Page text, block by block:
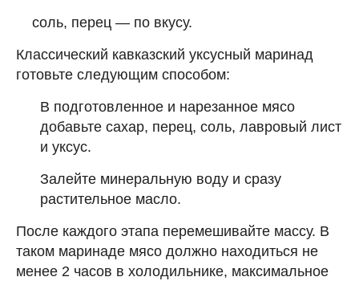
соль, перец — по вкусу.
Классический кавказский уксусный маринад
готовьте следующим способом:
В подготовленное и нарезанное мясо
добавьте сахар, перец, соль, лавровый лист
и уксус.
Залейте минеральную воду и сразу
растительное масло.
После каждого этапа перемешивайте массу. В
таком маринаде мясо должно находиться не
менее 2 часов в холодильнике, максимальное